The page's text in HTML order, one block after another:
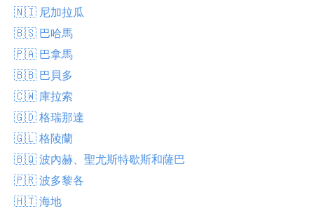
🇳🇮 尼加拉瓜
🇧🇸 巴哈馬
🇵🇦 巴拿馬
🇧🇧 巴貝多
🇨🇼 庫拉索
🇬🇩 格瑞那達
🇬🇱 格陵蘭
🇧🇶 波內赫、聖尤斯特歇斯和薩巴
🇵🇷 波多黎各
🇭🇹 海地